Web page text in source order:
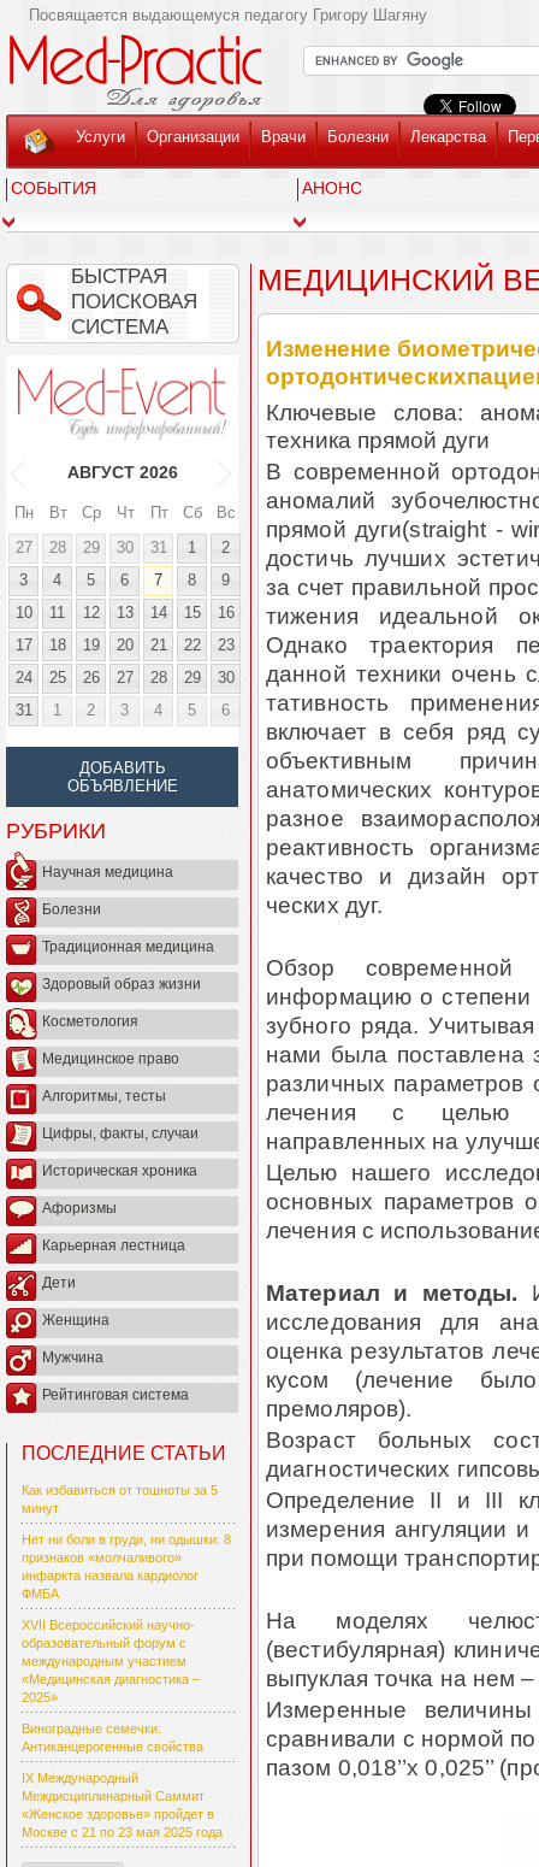
Посвящается выдающемуся педагогу Григору Шагяну
Услуги Организации Врачи Болезни Лекарства
СОБЫТИЯ АНОНС
БЫСТРАЯ
ПОИСКОВАЯ
СИСТЕМА
АВГУСТ 2026
Пн Вт Ср Чт Пт Сб
Вс
27
28 29 30 31 1
2
3
4 5 6 7 8
9
10
11 12 13 14 15
16
17
18 19 20 21 22
23
24
25 26 27 28 29
30
31
1 2 3 4 5 6
ДОБАВИТЬ
ОБЪЯВЛЕНИЕ
РУБРИКИ
Научная медицина
Болезни
Традиционная медицина
Здоровый образ жизни
Косметология
Медицинское право
Алгоритмы, тесты
Цифры, факты, случаи
Историческая хроника
Афоризмы
Карьерная лестница
Дети
Женщина
Мужчина
Рейтинговая система
ПОСЛЕДНИЕ СТАТЬИ
Как избавиться от тошноты за 5
минут
Нет ни боли в груди, ни одышки: 8
признаков «молчаливого»
инфаркта назвала кардиолог
ФМБА
XVII Всероссийский научно-
образовательный форум с
международным участием
«Медицинская диагностика –
2025»
Виноградные семечки:
Антиканцерогенные свойства
IX Международный
Междисциплинарный Саммит
«Женское здоровье» пройдет в
Москве с 21 по 23 мая 2025 года
МЕДИЦИНСКИЙ
Изменение
Ключевые слова:
техника прямой дуги
В современной
аномалий
прямой дуги(straight -
достичь лучших
за счет правиль­ной
ти­жения идеальной
Однако траектория
данной техники очень
татив­ность
включает в себя ряд
объективным
анатомических
разное
реактивность
качество и ди­зайн
ческих дуг.
Обзор современной
информацию о степени
зубного ряда.
нами была поставлена
различных параметров
лече­ния с целью
направленных на
Целью нашего
основных параметров
лечения с
Материал и методы.
исследования для
оценка резуль­татов
кусом (лечение
премоляров).
Возраст больных
диагностических
Определение II и III
измерения ангуляции
при помощи
На моделях
(вестибулярная)
выпуклая точка на нем
Измеренные
сравнивали с нормой
пазом 0,018’’x 0,025’’